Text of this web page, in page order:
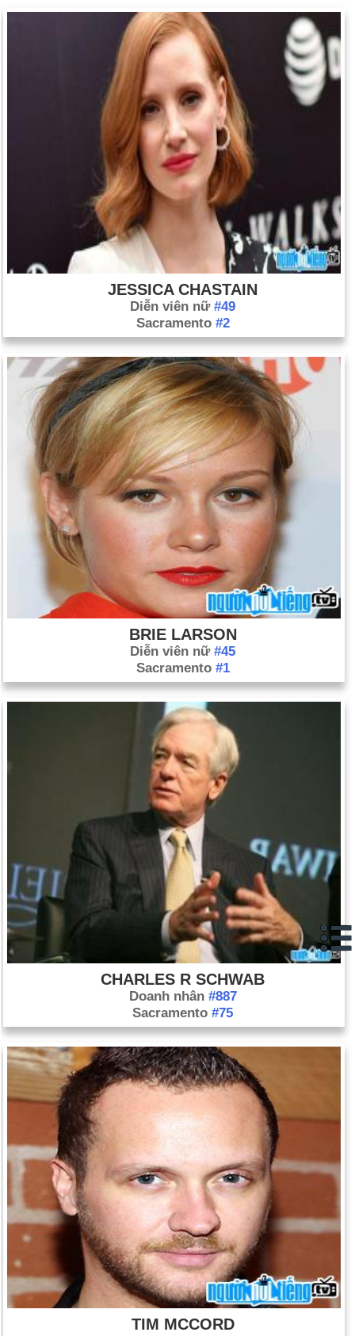
JESSICA CHASTAIN
Diễn viên nữ #49
Sacramento #2
BRIE LARSON
Diễn viên nữ #45
Sacramento #1
CHARLES R SCHWAB
Doanh nhân #887
Sacramento #75
TIM MCCORD